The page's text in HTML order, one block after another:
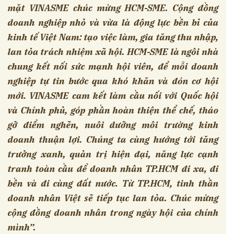
mặt VINASME chúc mừng HCM-SME. Cộng đồng
doanh nghiệp nhỏ và vừa là động lực bền bỉ của
kinh tế Việt Nam: tạo việc làm, gia tăng thu nhập,
lan tỏa trách nhiệm xã hội. HCM-SME là ngôi nhà
chung kết nối sức mạnh hội viên, để mỗi doanh
nghiệp tự tin bước qua khó khăn và đón cơ hội
mới. VINASME cam kết làm cầu nối với Quốc hội
và Chính phủ, góp phần hoàn thiện thể chế, tháo
gỡ điểm nghẽn, nuôi dưỡng môi trường kinh
doanh thuận lợi. Chúng ta cùng hướng tới tăng
trưởng xanh, quản trị hiện đại, năng lực cạnh
tranh toàn cầu để doanh nhân TP.HCM đi xa, đi
bền và đi cùng đất nước. Từ TP.HCM, tinh thần
doanh nhân Việt sẽ tiếp tục lan tỏa. Chúc mừng
cộng đồng doanh nhân trong ngày hội của chính
mình”.